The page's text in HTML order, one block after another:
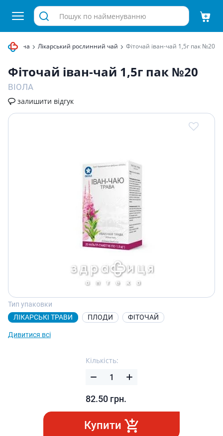
сировина Лікарський рослинний чай Фіточай іван-чай 1,5г пак №20
Фіточай іван-чай 1,5г пак №20
ВІОЛА
залишити відгук
Тип упаковки
ЛІКАРСЬКІ ТРАВИ
ПЛОДИ ФІТОЧАЙ
Дивитися всі
Кількість:
82.50 грн.
Купити